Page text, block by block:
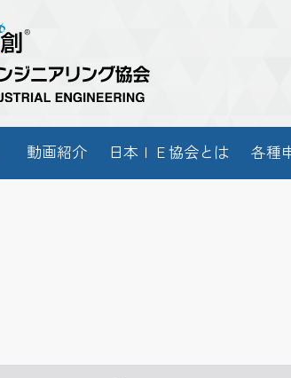
動画紹介 日本ＩＥ協会とは 各種